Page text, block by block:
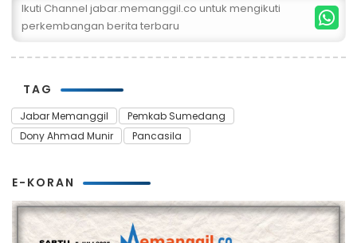
Ikuti Channel jabar.memanggil.co untuk mengikuti
perkembangan berita terbaru
TAG
Jabar Memanggil
Pemkab Sumedang
Dony Ahmad Munir
Pancasila
E-KORAN